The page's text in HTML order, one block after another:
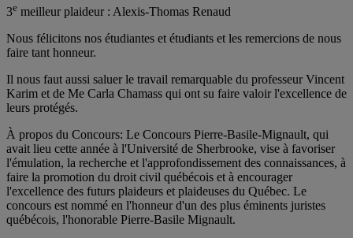
3e meilleur plaideur : Alexis-Thomas Renaud
Nous félicitons nos étudiantes et étudiants et les remercions de nous
faire tant honneur.
Il nous faut aussi saluer le travail remarquable du professeur Vincent
Karim et de Me Carla Chamass qui ont su faire valoir l'excellence de
leurs protégés.
À propos du Concours: Le Concours Pierre-Basile-Mignault, qui
avait lieu cette année à l'Université de Sherbrooke, vise à favoriser
l'émulation, la recherche et l'approfondissement des connaissances, à
faire la promotion du droit civil québécois et à encourager
l'excellence des futurs plaideurs et plaideuses du Québec. Le
concours est nommé en l'honneur d'un des plus éminents juristes
québécois, l'honorable Pierre-Basile Mignault.